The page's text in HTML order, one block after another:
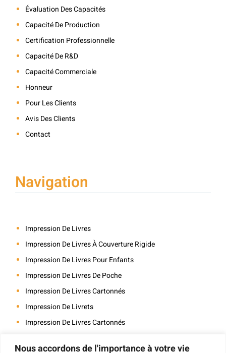
Nous accordons de l'importance à votre vie
Évaluation Des Capacités
Capacité De Production
Certification Professionnelle
Capacité De R&D
Capacité Commerciale
Honneur
Pour Les Clients
Avis Des Clients
Contact
Navigation
Impression De Livres
Impression De Livres À Couverture Rigide
Impression De Livres Pour Enfants
Impression De Livres De Poche
Impression De Livres Cartonnés
Impression De Livrets
Impression De Livres Cartonnés